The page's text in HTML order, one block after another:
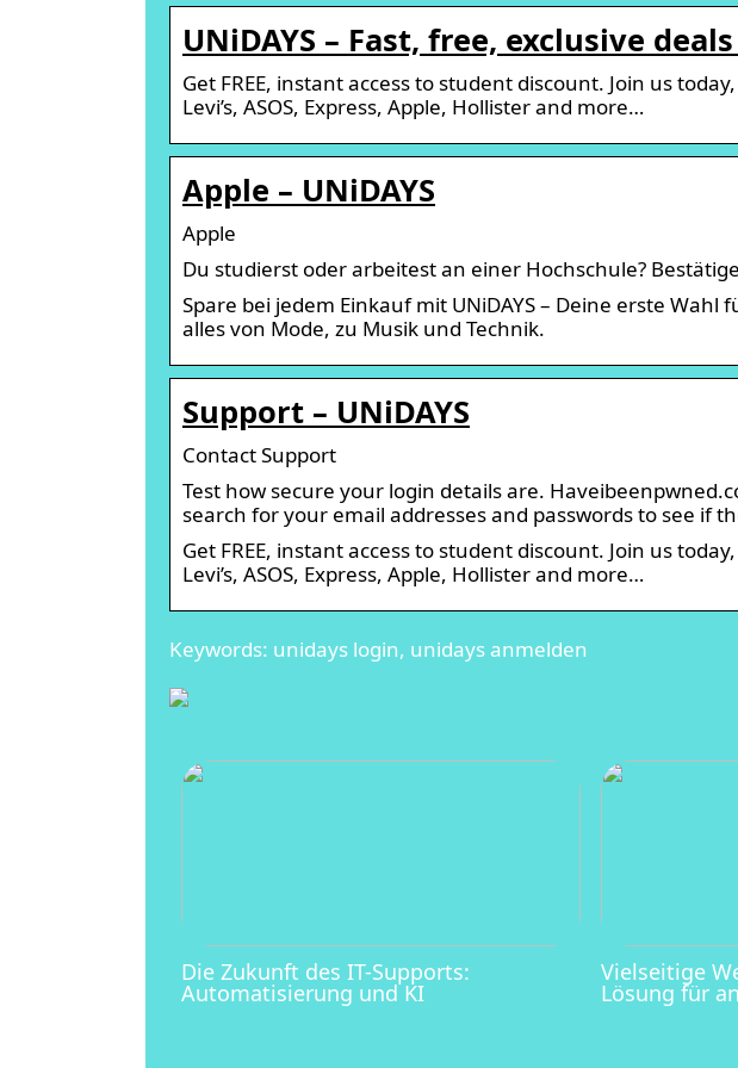
UNiDAYS – Fast, free, exclusive
Get FREE, instant access to student discount. Join us
Levi’s, ASOS, Express, Apple, Hollister and more…
Apple – UNiDAYS
Apple
Du studierst oder arbeitest an einer Hochschule?
Spare bei jedem Einkauf mit UNiDAYS – Deine erste Wahl
alles von Mode, zu Musik und Technik.
Support – UNiDAYS
Contact Support
Test how secure your login details are.
search for your email addresses and passwords to see if
Get FREE, instant access to student discount. Join us
Levi’s, ASOS, Express, Apple, Hollister and more…
Keywords: unidays login, unidays anmelden
Die Zukunft des IT-Supports:
Automatisierung und KI
Vielseitige
Lösung für